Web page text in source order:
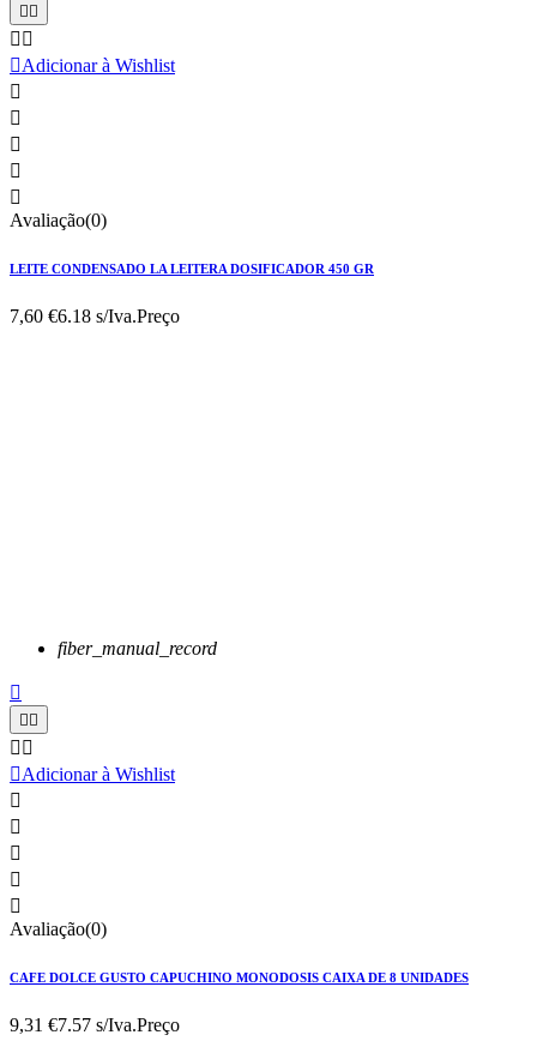
 
 
Adicionar à Wishlist





Avaliação(0)
LEITE CONDENSADO LA LEITERA DOSIFICADOR 450 GR
7,60 €6.18 s/Iva.Preço
fiber_manual_record

 
 
Adicionar à Wishlist





Avaliação(0)
CAFE DOLCE GUSTO CAPUCHINO MONODOSIS CAIXA DE 8 UNIDADES
9,31 €7.57 s/Iva.Preço